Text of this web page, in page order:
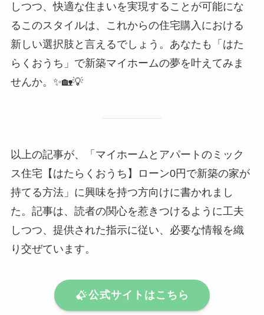
しつつ、快適な住まいを実現することが可能にな
るこのスタイルは、これからの住宅購入における
新しい選択肢と言えるでしょう。あなたも「はた
らくおうち」で新築マイホームの夢を叶えてみま
せんか。✨🏡💡
以上の記事が、「マイホームとアパートのミック
ス住宅【はたらくおうち】ローン0円で新築の家が
持てる方法」に興味を持つ方向けに書かれまし
た。記事は、読者の関心を惹きつけるように工夫
しつつ、提供された指示に従い、必要な情報を織
り交ぜています。
公式サイトはこちら